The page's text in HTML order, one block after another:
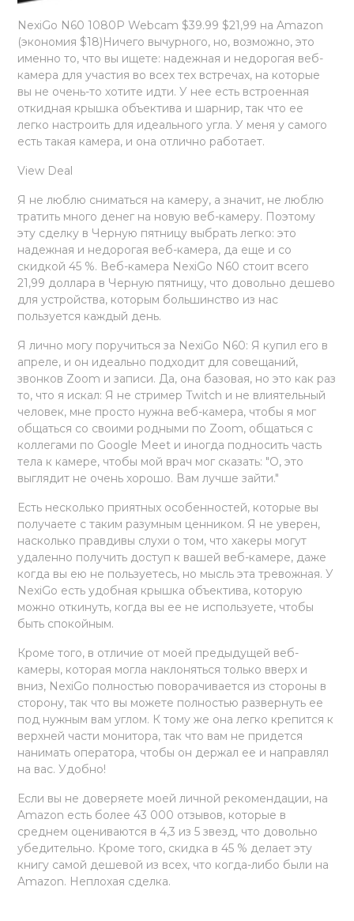
NexiGo N60 1080P Webcam $39.99 $21,99 на Amazon
(экономия $18)Ничего вычурного, но, возможно, это
именно то, что вы ищете: надежная и недорогая веб-
камера для участия во всех тех встречах, на которые
вы не очень-то хотите идти. У нее есть встроенная
откидная крышка объектива и шарнир, так что ее
легко настроить для идеального угла. У меня у самого
есть такая камера, и она отлично работает.
View Deal
Я не люблю сниматься на камеру, а значит, не люблю
тратить много денег на новую веб-камеру. Поэтому
эту сделку в Черную пятницу выбрать легко: это
надежная и недорогая веб-камера, да еще и со
скидкой 45 %. Веб-камера NexiGo N60 стоит всего
21,99 доллара в Черную пятницу, что довольно дешево
для устройства, которым большинство из нас
пользуется каждый день.
Я лично могу поручиться за NexiGo N60: Я купил его в
апреле, и он идеально подходит для совещаний,
звонков Zoom и записи. Да, она базовая, но это как раз
то, что я искал: Я не стример Twitch и не влиятельный
человек, мне просто нужна веб-камера, чтобы я мог
общаться со своими родными по Zoom, общаться с
коллегами по Google Meet и иногда подносить часть
тела к камере, чтобы мой врач мог сказать: "О, это
выглядит не очень хорошо. Вам лучше зайти."
Есть несколько приятных особенностей, которые вы
получаете с таким разумным ценником. Я не уверен,
насколько правдивы слухи о том, что хакеры могут
удаленно получить доступ к вашей веб-камере, даже
когда вы ею не пользуетесь, но мысль эта тревожная. У
NexiGo есть удобная крышка объектива, которую
можно откинуть, когда вы ее не используете, чтобы
быть спокойным.
Кроме того, в отличие от моей предыдущей веб-
камеры, которая могла наклоняться только вверх и
вниз, NexiGo полностью поворачивается из стороны в
сторону, так что вы можете полностью развернуть ее
под нужным вам углом. К тому же она легко крепится к
верхней части монитора, так что вам не придется
нанимать оператора, чтобы он держал ее и направлял
на вас. Удобно!
Если вы не доверяете моей личной рекомендации, на
Amazon есть более 43 000 отзывов, которые в
среднем оцениваются в 4,3 из 5 звезд, что довольно
убедительно. Кроме того, скидка в 45 % делает эту
книгу самой дешевой из всех, что когда-либо были на
Amazon. Неплохая сделка.